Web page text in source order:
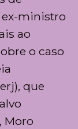
ex-ministro
ao
o caso
que
Moro